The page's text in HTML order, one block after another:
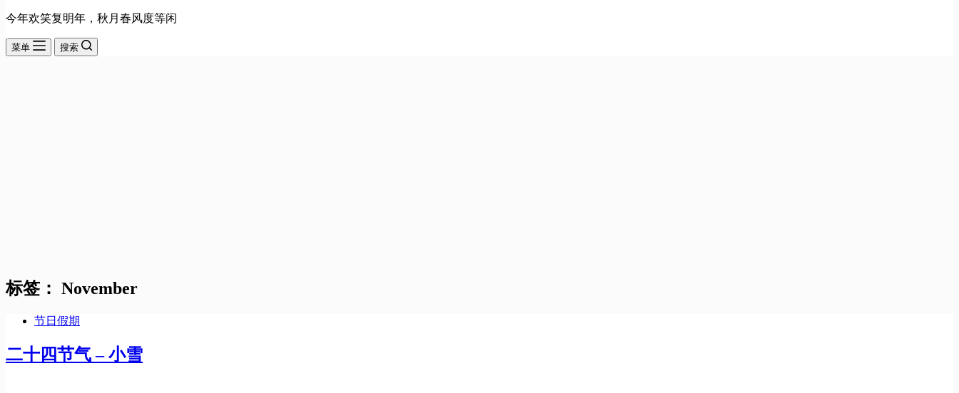
今年欢笑复明年，秋月春风度等闲
菜单 搜索
标签： November
节日假期
二十四节气 – 小雪